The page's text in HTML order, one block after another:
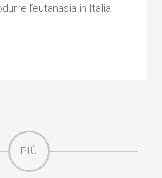
l’eutanasia in Italia
PIÙ